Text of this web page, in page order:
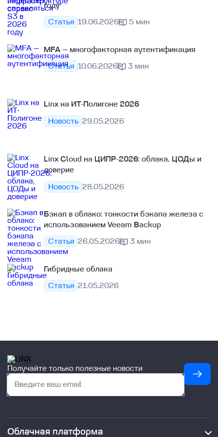
году
Статья 19.06.2026 5 мин
MFA — многофакторная аутентификация
Статья 10.06.2026 3 мин
Linx на ИТ-Полигоне 2026
Новость 29.05.2026
Linx Cloud на ЦИПР‑2026: облака, ЦОДы и
доверие
Новость 28.05.2026
Бэкап в облако: тонкости бэкапа железа с
использованием Veeam Backup
Статья 26.05.2026 3 мин
Гибридные облака
Статья 21.05.2026
Получайте только полезные новости
Облачная платформа